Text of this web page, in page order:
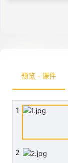
预览 - 课件
1
2